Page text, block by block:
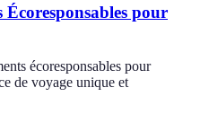
pour
écoresponsables pour
de voyage unique et